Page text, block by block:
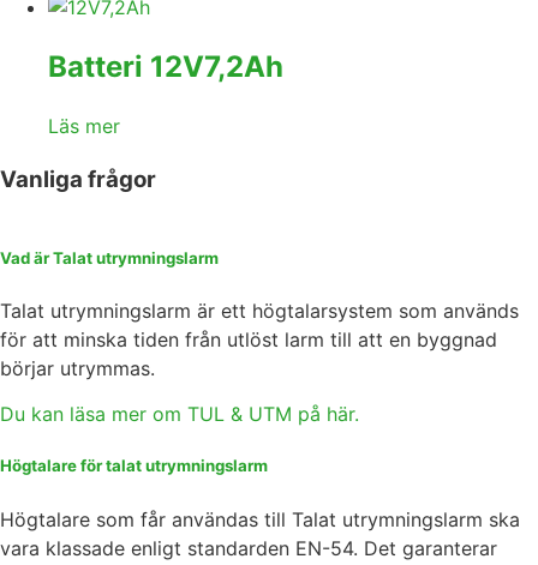
Batteri 12V7,2Ah
Läs mer
Vanliga frågor
Vad är Talat utrymningslarm
Talat utrymningslarm är ett högtalarsystem som används
för att minska tiden från utlöst larm till att en byggnad
börjar utrymmas.
Du kan läsa mer om TUL & UTM på här.
Högtalare för talat utrymningslarm
Högtalare som får användas till Talat utrymningslarm ska
vara klassade enligt standarden EN-54. Det garanterar